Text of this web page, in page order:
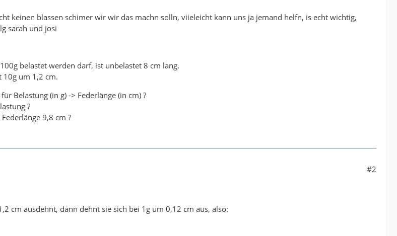
keinen blassen schimer wir wir das machn solln, viieleicht kann uns ja jemand helfn, is echt wichtig,
sarah und josi
belastet werden darf, ist unbelastet 8 cm lang.
10g um 1,2 cm.
Belastung (in g) -> Federlänge (in cm) ?
?
9,8 cm ?
#2
cm ausdehnt, dann dehnt sie sich bei 1g um 0,12 cm aus, also: